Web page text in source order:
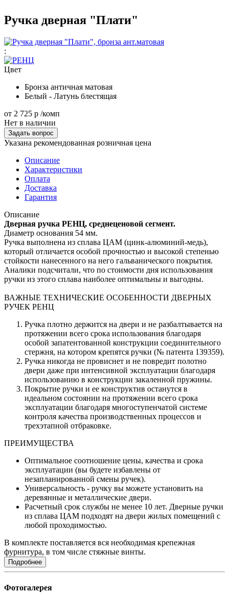
Ручка дверная "Плати"
:
Цвет
Бронза античная матовая
Белый - Латунь блестящая
от 2 725 р /комп
Нет в наличии
Задать вопрос
Указана рекомендованная розничная цена
Описание
Характеристики
Оплата
Доставка
Гарантия
Описание
Дверная ручка РЕНЦ, среднеценовой сегмент.
Диаметр основания 54 мм.
Ручка выполнена из сплава ЦАМ (цинк-алюминий-медь),
который отличается особой прочностью и высокой степенью
стойкости нанесенного на него гальванического покрытия.
Аналики подсчитали, что по стоимости дня использования
ручки из этого сплава наиболее оптимальны и выгодны.
ВАЖНЫЕ ТЕХНИЧЕСКИЕ ОСОБЕННОСТИ ДВЕРНЫХ
РУЧЕК РЕНЦ
Ручка плотно держится на двери и не разбалтывается на
протяжении всего срока использования благодаря
особой запатентованной конструкции соединительного
стержня, на котором крепятся ручки (№ патента 139359).
Ручка никогда не провиснет и не повредит полотно
двери даже при интенсивной эксплуатации благодаря
использованию в конструкции закаленной пружины.
Покрытие ручки и ее конструктив останутся в
идеальном состоянии на протяжении всего срока
эксплуатации благодаря многоступенчатой системе
контроля качества производственных процессов и
трехэтапной отбраковке.
ПРЕИМУЩЕСТВА
Оптимальное соотношение цены, качества и срока
эксплуатации (вы будете избавлены от
незапланированной смены ручек).
Универсальность - ручку вы можете установить на
деревянные и металлические двери.
Расчетный срок службы не менее 10 лет. Дверные ручки
из сплава ЦАМ подходят на двери жилых помещений с
любой проходимостью.
В комплекте поставляется вся необходимая крепежная
фурнитура, в том числе стяжные винты.
Подробнее
Фотогалерея